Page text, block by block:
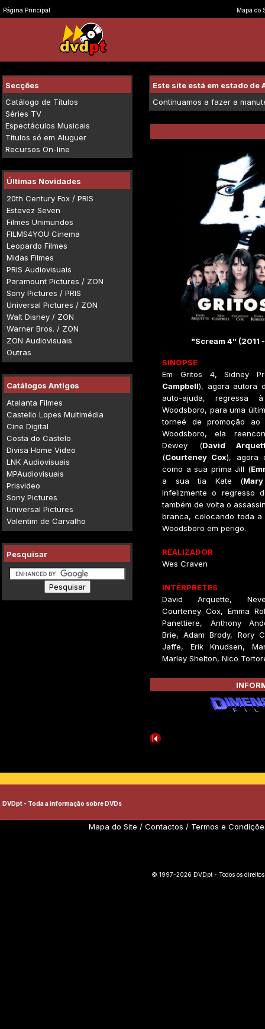
Página Principal Mapa do
Secções
Catálogo de Títulos
Séries TV
Espectáculos Musicais
Títulos só em Aluguer
Recursos On-line
Últimas Novidades
20th Century Fox / PRIS
Estevez Seven
Filmes Unimundos
FILMS4YOU Cinema
Leopardo Filmes
Midas Filmes
PRIS Audiovisuais
Paramount Pictures / ZON
Sony Pictures / PRIS
Universal Pictures / ZON
Walt Disney / ZON
Warner Bros. / ZON
ZON Audiovisuais
Outras
Catálogos Antigos
Atalanta Filmes
Castello Lopes Multimédia
Cine Digital
Costa do Castelo
Divisa Home Video
LNK Audiovisuais
MPAudiovisuais
Prisvideo
Sony Pictures
Universal Pictures
Valentim de Carvalho
Pesquisar
Este site está em estado de
Continuamos a fazer a
"Scream 4" (2011 -
SINOPSE
Em Gritos 4, Sidney
Campbell), agora autora
auto-ajuda, regressa
Woodsboro, para uma
torneé de promoção ao
Woodsboro, ela
Dewey (David
(Courteney Cox), agora
como a sua prima Jill (
a sua tia Kate (
Infelizmente o regresso
também de volta o
branca, colocando toda a
Woodsboro em perigo.
REALIZADOR
Wes Craven
INTÉRPRETES
David Arquette,
Courteney Cox, Emma
Panettiere, Anthony
Brie, Adam Brody, Rory
Jaffe, Erik Knudsen,
Marley Shelton, Nico
DVDpt - Toda a informação sobre DVDs
Mapa do Site / Contactos / Termos e
© 1997-2026 DVDpt - Todos os direitos